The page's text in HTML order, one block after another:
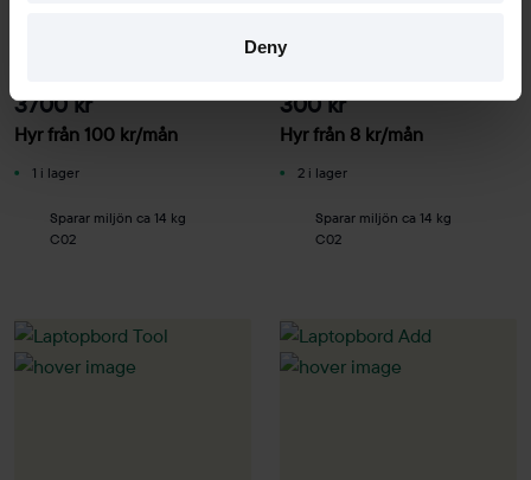
Deny
3700 kr
Hyr från 100 kr/mån
1 i lager
Sparar miljön ca 14 kg
C02
Laptopbord Björkåsen
300 kr
Hyr från 8 kr/mån
2 i lager
Sparar miljön ca 14 kg
C02